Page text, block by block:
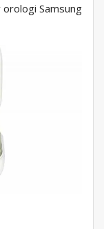
Samsung